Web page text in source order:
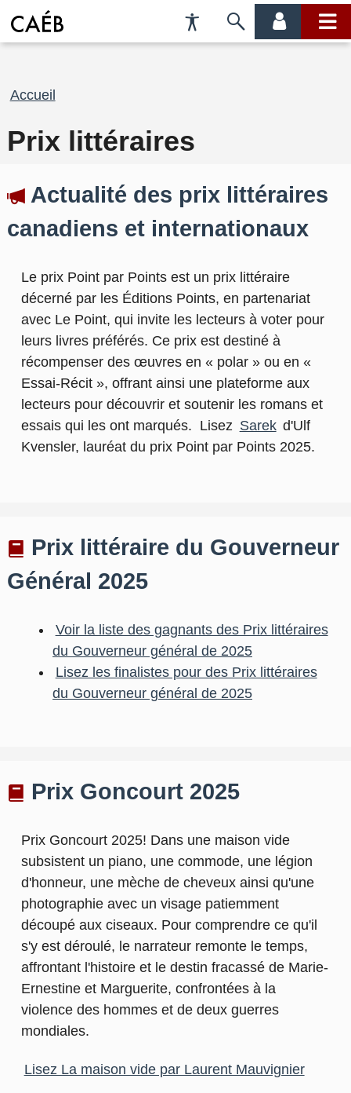
Préférences
d'accessibilité
Passer
menu
menu
Fil
Accueil
Prix littéraires
Actualité des prix littéraires
canadiens et internationaux
Le prix Point par Points est un prix littéraire
décerné par les Éditions Points, en partenariat
avec Le Point, qui invite les lecteurs à voter pour
leurs livres préférés. Ce prix est destiné à
récompenser des œuvres en « polar » ou en «
Essai-Récit », offrant ainsi une plateforme aux
lecteurs pour découvrir et soutenir les romans et
essais qui les ont marqués. Lisez Sarek d'Ulf
Kvensler, lauréat du prix Point par Points 2025.
Prix littéraire du Gouverneur
Général 2025
Voir la liste des gagnants des Prix littéraires
du Gouverneur général de 2025
Lisez les finalistes pour des Prix littéraires
du Gouverneur général de 2025
Prix Goncourt 2025
Prix Goncourt 2025! Dans une maison vide
subsistent un piano, une commode, une légion
d'honneur, une mèche de cheveux ainsi qu'une
photographie avec un visage patiemment
découpé aux ciseaux. Pour comprendre ce qu'il
s'y est déroulé, le narrateur remonte le temps,
affrontant l'histoire et le destin fracassé de Marie-
Ernestine et Marguerite, confrontées à la
violence des hommes et de deux guerres
mondiales.
Lisez La maison vide par Laurent Mauvignier